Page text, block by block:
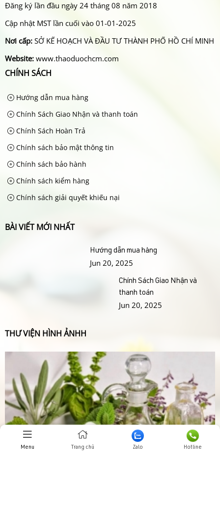
Đăng ký lần đầu ngày 24 tháng 08 năm 2018
Cập nhật MST lần cuối vào 01-01-2025
Nơi cấp: SỞ KẾ HOẠCH VÀ ĐẦU TƯ THÀNH PHỐ HỒ CHÍ MINH
Website: www.thaoduochcm.com
CHÍNH SÁCH
Hướng dẫn mua hàng
Chính Sách Giao Nhận và thanh toán
Chính Sách Hoàn Trả
Chính sách bảo mật thông tin
Chính sách bảo hành
Chính sách kiểm hàng
Chính sách giải quyết khiếu nại
BÀI VIẾT MỚI NHẤT
Hướng dẫn mua hàng
Jun 20, 2025
Chính Sách Giao Nhận và
thanh toán
Jun 20, 2025
THƯ VIỆN HÌNH ẢNHH
Menu Trang chủ Zalo Hotline